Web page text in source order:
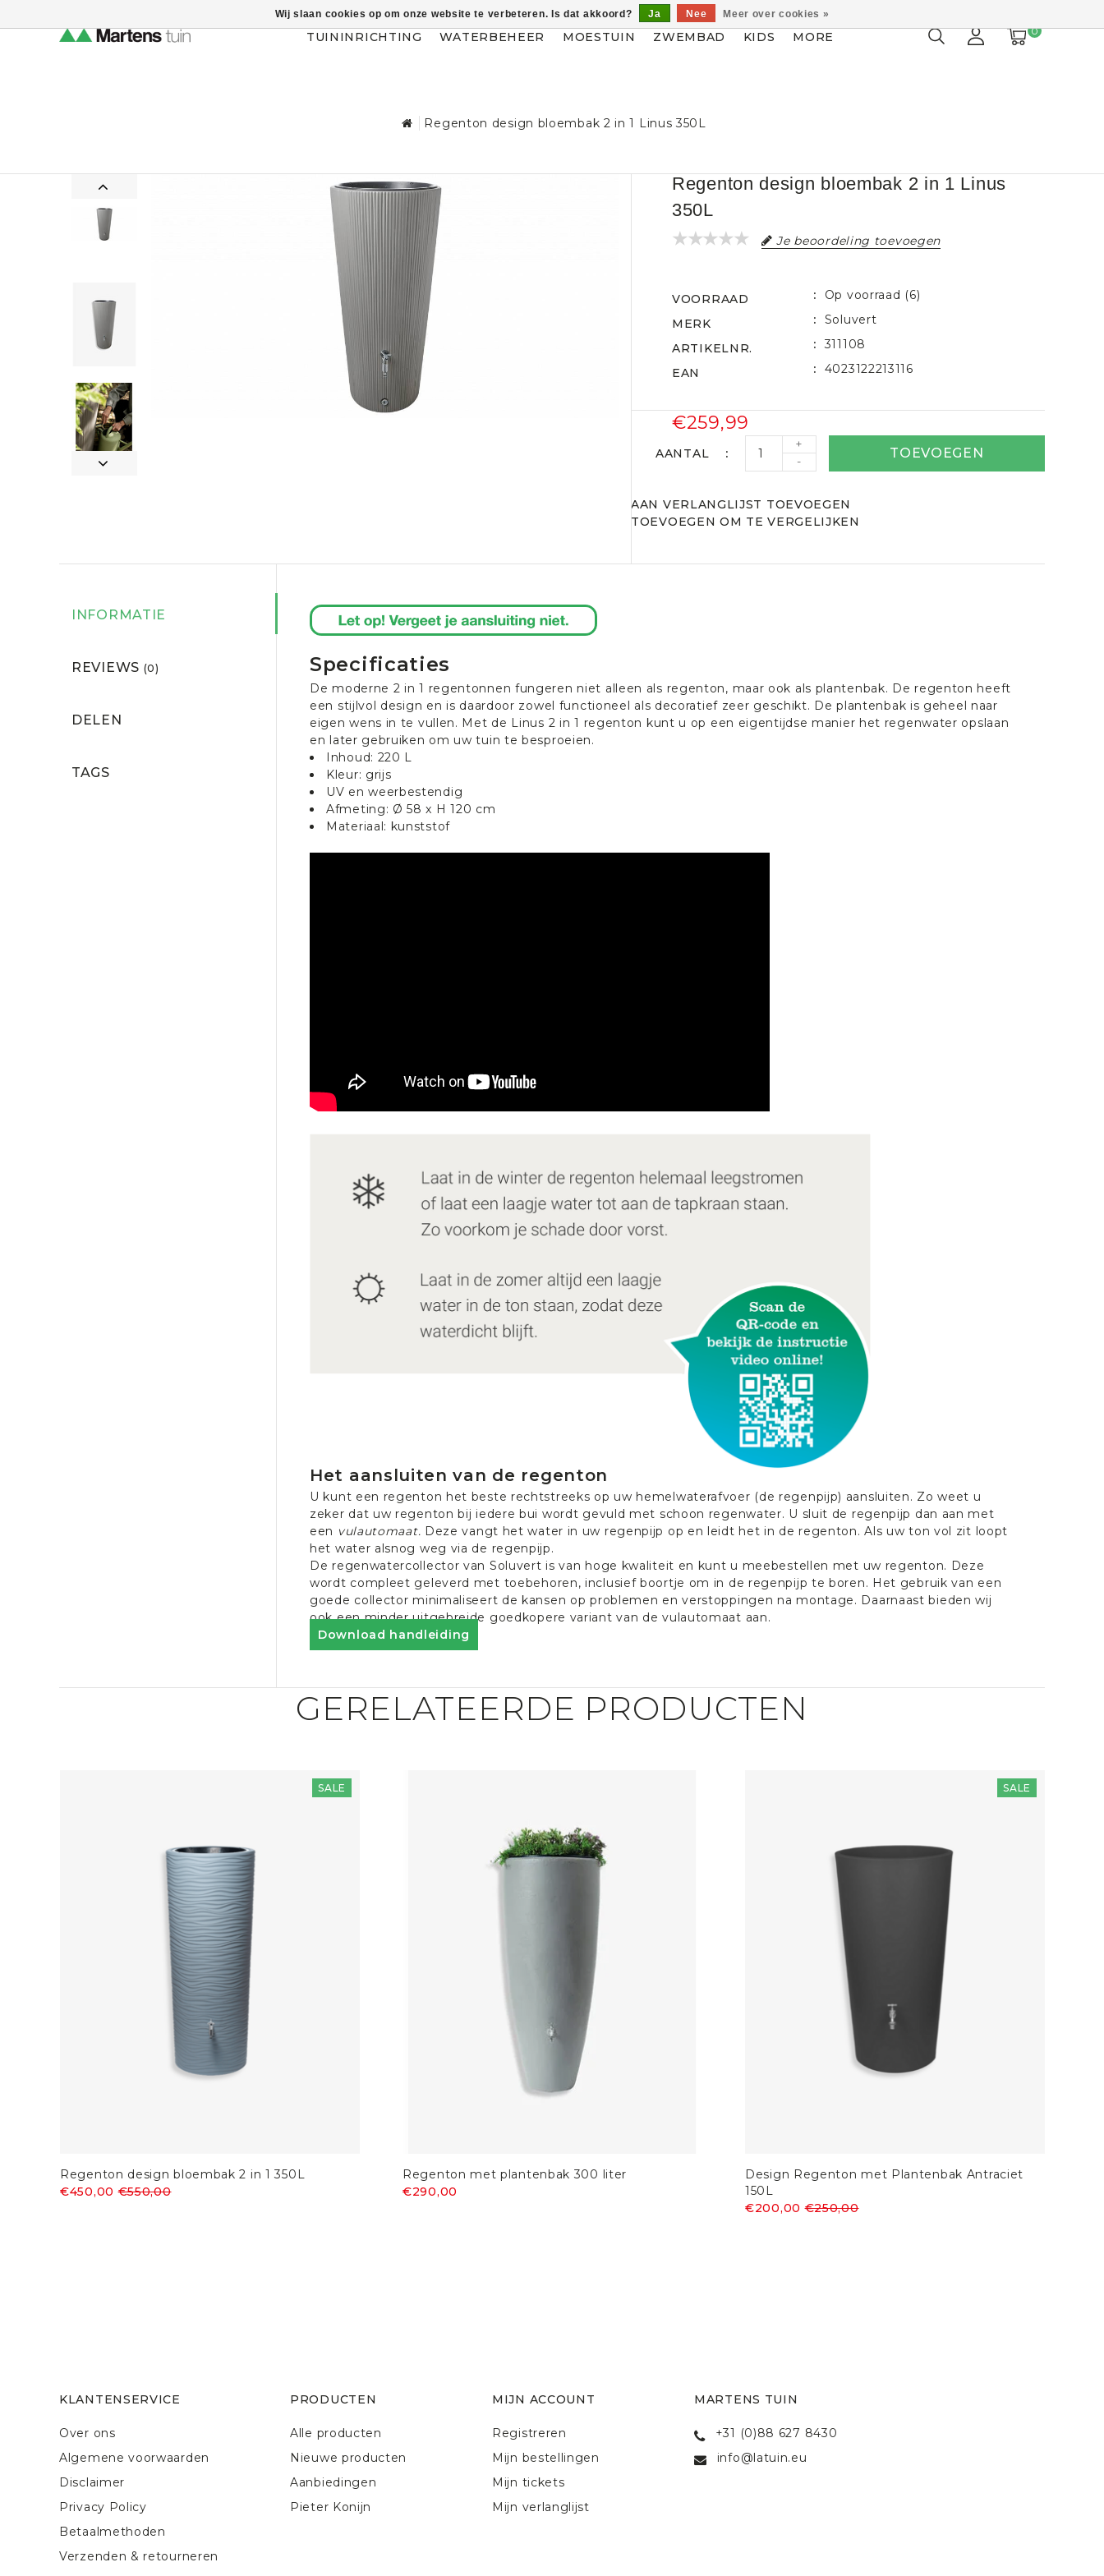
TUININRICHTING WATERBEHEER MOESTUIN ZWEMBAD KIDS MORE 0
Regenton design bloembak 2 in 1 Linus 350L
Regenton design bloembak 2 in 1 Linus
350L
Je beoordeling toevoegen
VOORRAAD
Op voorraad (6)
MERK
Soluvert
ARTIKELNR.
311108
EAN
4023122213116
€259,99
AANTAL
+
-
TOEVOEGEN
AAN VERLANGLIJST TOEVOEGEN
TOEVOEGEN OM TE VERGELIJKEN
INFORMATIE
REVIEWS (0)
DELEN
TAGS
Specificaties
De moderne 2 in 1 regentonnen fungeren niet alleen als regenton, maar ook als plantenbak. De regenton heeft
een stijlvol design en is daardoor zowel functioneel als decoratief zeer geschikt. De plantenbak is geheel naar
eigen wens in te vullen. Met de Linus 2 in 1 regenton kunt u op een eigentijdse manier het regenwater opslaan
en later gebruiken om uw tuin te besproeien.
Inhoud: 220 L
Kleur: grijs
UV en weerbestendig
Afmeting: Ø 58 x H 120 cm
Materiaal: kunststof
Het aansluiten van de regenton
U kunt een regenton het beste rechtstreeks op uw hemelwaterafvoer (de regenpijp) aansluiten. Zo weet u
zeker dat uw regenton bij iedere bui wordt gevuld met schoon regenwater. U sluit de regenpijp dan aan met
een vulautomaat. Deze vangt het water in uw regenpijp op en leidt het in de regenton. Als uw ton vol zit loopt
het water alsnog weg via de regenpijp.
De regenwatercollector van Soluvert is van hoge kwaliteit en kunt u meebestellen met uw regenton. Deze
wordt compleet geleverd met toebehoren, inclusief boortje om in de regenpijp te boren. Het gebruik van een
goede collector minimaliseert de kansen op problemen en verstoppingen na montage. Daarnaast bieden wij
ook een minder uitgebreide goedkopere variant van de vulautomaat aan.
Download handleiding
GERELATEERDE PRODUCTEN
SALE
Regenton design bloembak 2 in 1 350L
€450,00€550,00
Regenton met plantenbak 300 liter
€290,00
SALE
Design Regenton met Plantenbak Antraciet
150L
€200,00€250,00
KLANTENSERVICE
Over ons
Algemene voorwaarden
Disclaimer
Privacy Policy
Betaalmethoden
Verzenden & retourneren
PRODUCTEN
Alle producten
Nieuwe producten
Aanbiedingen
Pieter Konijn
MIJN ACCOUNT
Registreren
Mijn bestellingen
Mijn tickets
Mijn verlanglijst
MARTENS TUIN
+31 (0)88 627 8430
info@latuin.eu
Wij slaan cookies op om onze website te verbeteren. Is dat akkoord? Ja Nee Meer over cookies »
Themahulp verbergen